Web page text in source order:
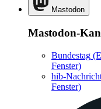
Mastodon
Mastodon-
Bundestag
Fenster)
hib-
Fenster)